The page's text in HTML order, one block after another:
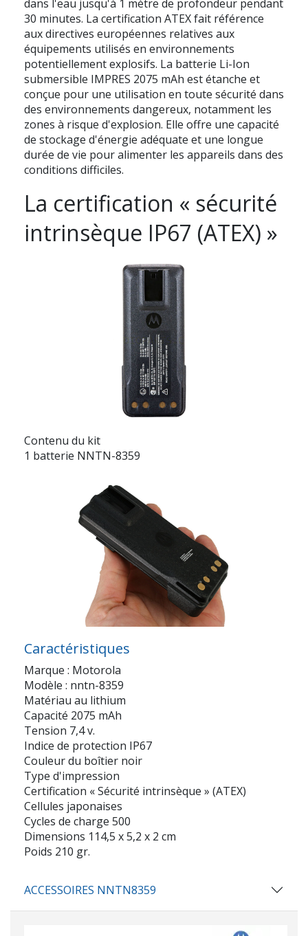
dans l'eau jusqu'à 1 mètre de profondeur pendant
30 minutes. La certification ATEX fait référence
aux directives européennes relatives aux
équipements utilisés en environnements
potentiellement explosifs. La batterie Li-Ion
submersible IMPRES 2075 mAh est étanche et
conçue pour une utilisation en toute sécurité dans
des environnements dangereux, notamment les
zones à risque d'explosion. Elle offre une capacité
de stockage d'énergie adéquate et une longue
durée de vie pour alimenter les appareils dans des
conditions difficiles.
La certification « sécurité
intrinsèque IP67 (ATEX) »
Contenu du kit
1 batterie NNTN-8359
Caractéristiques
Marque : Motorola
Modèle : nntn-8359
Matériau au lithium
Capacité 2075 mAh
Tension 7,4 v.
Indice de protection IP67
Couleur du boîtier noir
Type d'impression
Certification « Sécurité intrinsèque » (ATEX)
Cellules japonaises
Cycles de charge 500
Dimensions 114,5 x 5,2 x 2 cm
Poids 210 gr.
ACCESSOIRES NNTN8359